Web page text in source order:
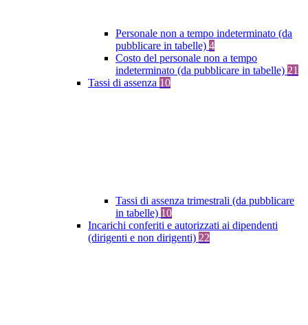
Personale non a tempo indeterminato (da
pubblicare in tabelle) 4
Costo del personale non a tempo
indeterminato (da pubblicare in tabelle) 21
Tassi di assenza 10
Tassi di assenza trimestrali (da pubblicare
in tabelle) 10
Incarichi conferiti e autorizzati ai dipendenti
(dirigenti e non dirigenti) 22